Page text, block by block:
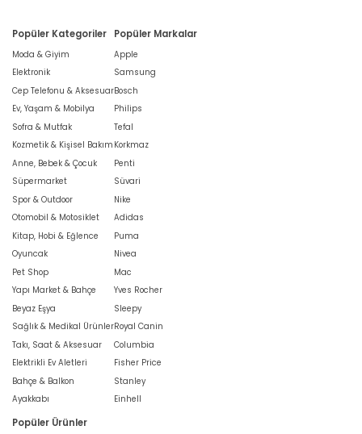
Popüler Kategoriler
Moda & Giyim
Elektronik
Cep Telefonu & Aksesuar
Ev, Yaşam & Mobilya
Sofra & Mutfak
Kozmetik & Kişisel Bakım
Anne, Bebek & Çocuk
Süpermarket
Spor & Outdoor
Otomobil & Motosiklet
Kitap, Hobi & Eğlence
Oyuncak
Pet Shop
Yapı Market & Bahçe
Beyaz Eşya
Sağlık & Medikal Ürünler
Takı, Saat & Aksesuar
Elektrikli Ev Aletleri
Bahçe & Balkon
Ayakkabı
Popüler Markalar
Apple
Samsung
Bosch
Philips
Tefal
Korkmaz
Penti
Süvari
Nike
Adidas
Puma
Nivea
Mac
Yves Rocher
Sleepy
Royal Canin
Columbia
Fisher Price
Stanley
Einhell
Popüler Ürünler